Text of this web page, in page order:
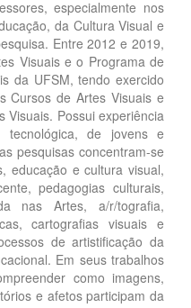
especialmente nos
da Cultura Visual e
Entre 2012 e 2019,
Visuais e o Programa de
da UFSM, tendo exercido
Cursos de Artes Visuais e
Visuais. Possui experiência
tecnológica, de jovens e
pesquisas concentram-se
educação e cultura visual,
pedagogias culturais,
nas Artes, a/r/tografia,
cartografias visuais e
de artistificação da
Em seus trabalhos
como imagens,
e afetos participam da